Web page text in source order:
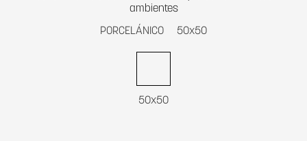
ambientes
PORCELÁNICO 50x50
50x50